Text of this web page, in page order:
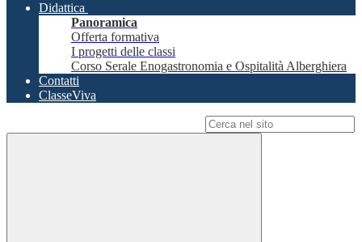
Didattica
Panoramica
Offerta formativa
I progetti delle classi
Corso Serale Enogastronomia e Ospitalità Alberghiera
Contatti
ClasseViva